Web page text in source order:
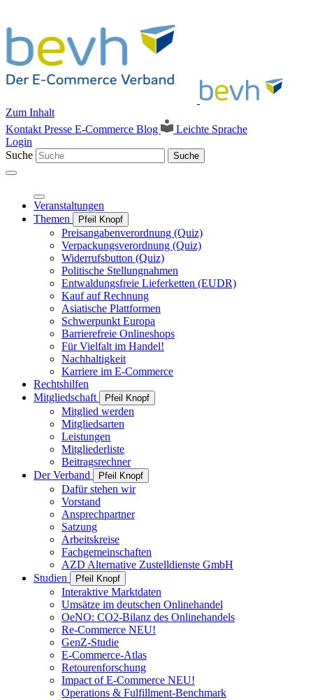
Zum Inhalt
Kontakt Presse E-Commerce Blog
Leichte Sprache
Login
Suche
Suche
Veranstaltungen
Themen
Pfeil Knopf
Preisangabenverordnung (Quiz)
Verpackungsverordnung (Quiz)
Widerrufsbutton (Quiz)
Politische Stellungnahmen
Entwaldungsfreie Lieferketten (EUDR)
Kauf auf Rechnung
Asiatische Plattformen
Schwerpunkt Europa
Barrierefreie Onlineshops
Für Vielfalt im Handel!
Nachhaltigkeit
Karriere im E-Commerce
Rechtshilfen
Mitgliedschaft
Pfeil Knopf
Mitglied werden
Mitgliedsarten
Leistungen
Mitgliederliste
Beitragsrechner
Der Verband
Pfeil Knopf
Dafür stehen wir
Vorstand
Ansprechpartner
Satzung
Arbeitskreise
Fachgemeinschaften
AZD Alternative Zustelldienste GmbH
Studien
Pfeil Knopf
Interaktive Marktdaten
Umsätze im deutschen Onlinehandel
OeNO: CO2-Bilanz des Onlinehandels
Re-Commerce NEU!
GenZ-Studie
E-Commerce-Atlas
Retourenforschung
Impact of E-Commerce NEU!
Operations & Fulfillment-Benchmark